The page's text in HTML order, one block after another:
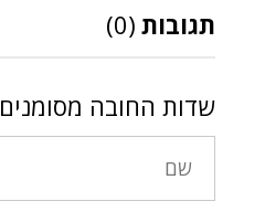
תגובות (0)
שדות החובה מסומנים